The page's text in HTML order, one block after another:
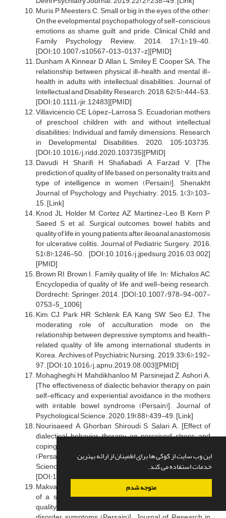
این وب سایت از کوکی ها برای اطمینان از ارائه بهترین
خدمات استفاده می کند.
متوجه شدم
Muris P, Meesters C. Small or big in the eyes of the other:
On the evelopmental psychopathology of self-conscious
emotions as shame, guilt, and pride. Clinical Child and
Family Psychology Review. 2014; 17(1):19-40.
[DOI:10.1007/s10567-013-0137-z][PMID]
Dunham A, Kinnear D, Allan L, Smiley E, Cooper SA. The
relationship between physical ill-health and mental ill-
health in adults with intellectual disabilities. Journal of
Intellectual and Disability Research. 2018; 62(5):444-53.
[DOI:10.1111/jir.12483][PMID]
Villavicencio CE, López-Larrosa S. Ecuadorian mothers
of preschool children with and without intellectual
disabilities: Individual and family dimensions. Research
in Developmental Disabilities. 2020; 105:103735.
[DOI:10.1016/j.ridd.2020.103735][PMID]
Davudi H, Sharifi H, Shafiabadi A, Farzad V. [The
prediction of quality of life based on personality traits and
type of intelligence in women (Persain)]. Shenakht
Journal of Psychology and Psychiatry. 2015; 1(3):103-
15. [Link]
Knod JL, Holder M, Cortez AZ, Martinez-Leo B, Kern P,
Saeed S, et al. Surgical outcomes, bowel habits and
quality of life in young patients after ileoanal anastomosis
for ulcerative colitis. Journal of Pediatric Surgery. 2016;
51(8):1246-50. [DOI:10.1016/j.jpedsurg.2016.03.002]
[PMID]
Brown RI, Brown I. Family quality of life. In: Michalos AC,
Encyclopedia of quality of life and well-being research.
Dordrecht: Springer; 2014. [DOI:10.1007/978-94-007-
0753-5_1006]
Kim CJ, Park HR, Schlenk EA, Kang SW, Seo EJ. The
moderating role of acculturation mode on the
relationship between depressive symptoms and health-
related quality of life among international students in
Korea. Archives of Psychiatric Nursing. 2019; 33(6):192-
97. [DOI:10.1016/j.apnu.2019.08.003][PMID]
Mohagheghi H, Mahdikhanloo M, Parsinejad Z, Ashori A.
[The effectiveness of dialectic behavior therapy on pain
self-efficacy and experiential avoidance in the mothers
with irritable bowel syndrome (Persain)]. Journal of
Psychological Science. 2020; 19(88):439-49. [Link]
Nourisaeed A, Ghorban Shiroudi S, Salari A. [Effect of
dialectical behavior therapy on perceived stress and
coping skills of patients with acute myocardial infarction
(Persain)]. Journal of Guilan University of Medical
Sciences. 2020; 29(3):2-13.
[DOI:10.22122/arya.v17i0.2188]
Makvand Hosseini S, Azarfar F, Sabahi P. [Effectiveness
of a short-term group dialectic behavior therapy on
quality of lif of girl adolescents with borderline personality